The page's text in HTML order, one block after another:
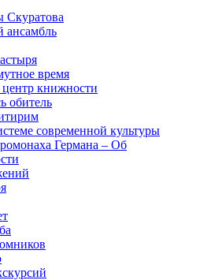
ансамбль
время
книжности
обитель
современной культуры
Германа – Об